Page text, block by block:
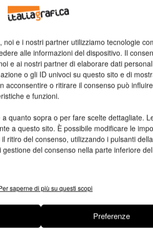
e i nostri partner utilizziamo tecnologie
alle informazioni del dispositivo. Il
e ai nostri partner di elaborare dati
o gli ID univoci su questo sito e di
acconsentire o ritirare il consenso può influire
e funzioni.
quanto sopra o per fare scelte dettagliate.
a questo sito. È possibile modificare le
ritiro del consenso, utilizzando i pulsanti
del consenso nella parte inferiore
saperne di più su questi scopi
Preferenze
anche alcuni esperti
and Integration of Media